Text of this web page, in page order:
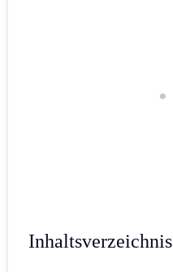
Inhaltsverzeichnis